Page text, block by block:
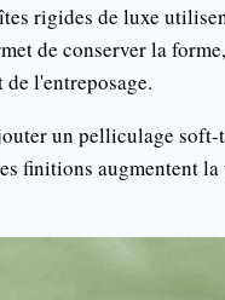
rigides de luxe
de conserver la
l'entreposage.
un pelliculage
finitions augmentent